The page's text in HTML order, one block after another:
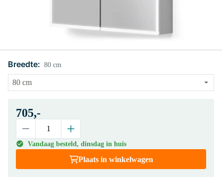
Breedte: 80 cm
705,-
Vandaag besteld, dinsdag in huis
Plaats in winkelwagen